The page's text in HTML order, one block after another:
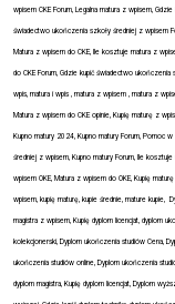
wpisem CKE Forum, Legalna matura z wpisem,
świadectwo ukończenia szkoły średniej z wpisem
Matura z wpisem do CKE, Ile kosztuje matura z
do CKE Forum, Gdzie kupić świadectwo
wpis, matura i wpis , matura z wpisem , matura z
Matura z wpisem do CKE opinie, Kupię maturę z
Kupno matury 2024, Kupno matury Forum, Pomoc
średniej z wpisem, Kupno matury Forum, Ile
wpisem OKE, Matura z wpisem do OKE, Kupię
wpisem, kupię maturę, kupie średnie, mature kupie,
magistra z wpisem, Kupię dyplom licencjat, dyplom
kolekcjonerski, Dyplom ukończenia studiów Cena,
ukończenia studiów online, Dyplom ukończenia
dyplom magistra, Kupię dyplom licencjat, Dyplom